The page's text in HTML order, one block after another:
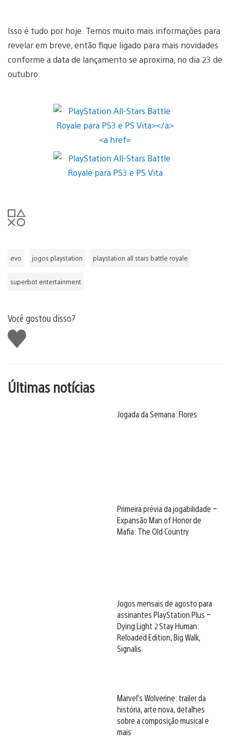
Isso é tudo por hoje. Temos muito mais informações para
revelar em breve, então fique ligado para mais novidades
conforme a data de lançamento se aproxima, no dia 23 de
outubro.
evo jogos playstation playstation all stars battle royale
superbot entertainment
Você gostou disso?
Curtir
Últimas notícias
Jogada da Semana: Flores
Primeira prévia da jogabilidade –
Expansão Man of Honor de
Mafia: The Old Country
Jogos mensais de agosto para
assinantes PlayStation Plus –
Dying Light 2 Stay Human:
Reloaded Edition, Big Walk,
Signalis
Marvel’s Wolverine: trailer da
história, arte nova, detalhes
sobre a composição musical e
mais